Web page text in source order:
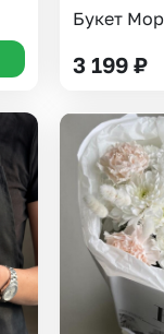
Или
Букет
3 199 ₽